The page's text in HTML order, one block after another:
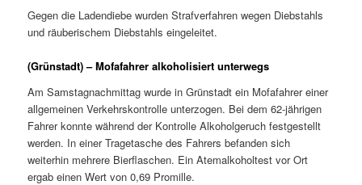
Gegen die Ladendiebe wurden Strafverfahren wegen Diebstahls
und räuberischem Diebstahls eingeleitet.
(Grünstadt) – Mofafahrer alkoholisiert unterwegs
Am Samstagnachmittag wurde in Grünstadt ein Mofafahrer einer
allgemeinen Verkehrskontrolle unterzogen. Bei dem 62-jährigen
Fahrer konnte während der Kontrolle Alkoholgeruch festgestellt
werden. In einer Tragetasche des Fahrers befanden sich
weiterhin mehrere Bierflaschen. Ein Atemalkoholtest vor Ort
ergab einen Wert von 0,69 Promille.